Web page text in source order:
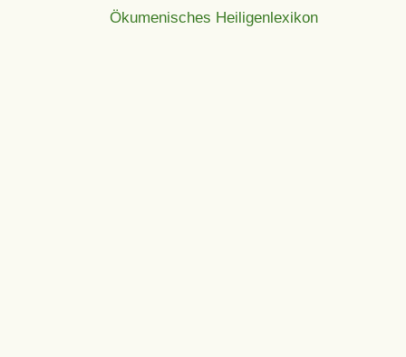
Ökumenisches Heiligenlexikon